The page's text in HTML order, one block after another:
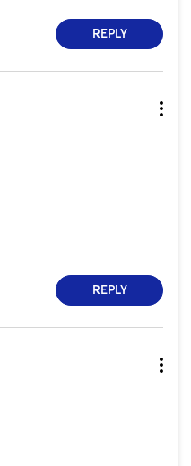
REPLY
REPLY